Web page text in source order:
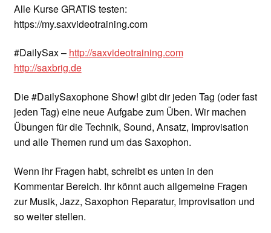
Alle Kurse GRATIS testen:
https://my.saxvideotraining.com
#DailySax – http://saxvideotraining.com
http://saxbrig.de
Die #DailySaxophone Show! gibt dir jeden Tag (oder fast
jeden Tag) eine neue Aufgabe zum Üben. Wir machen
Übungen für die Technik, Sound, Ansatz, Improvisation
und alle Themen rund um das Saxophon.
Wenn ihr Fragen habt, schreibt es unten in den
Kommentar Bereich. Ihr könnt auch allgemeine Fragen
zur Musik, Jazz, Saxophon Reparatur, Improvisation und
so weiter stellen.